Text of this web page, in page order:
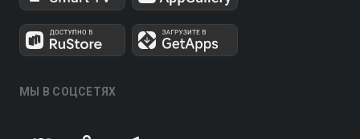
МЫ В СОЦСЕТЯХ